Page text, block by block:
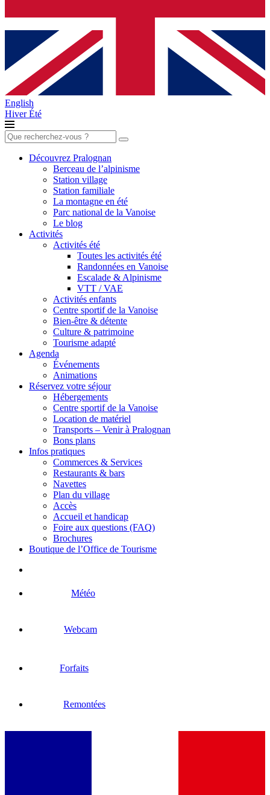
English
HiverÉté
Rechercher :
Découvrez Pralognan
Berceau de l’alpinisme
Station village
Station familiale
La montagne en été
Parc national de la Vanoise
Le blog
Activités
Activités été
Toutes les activités été
Randonnées en Vanoise
Escalade & Alpinisme
VTT / VAE
Activités enfants
Centre sportif de la Vanoise
Bien-être & détente
Culture & patrimoine
Tourisme adapté
Agenda
Événements
Animations
Réservez votre séjour
Hébergements
Centre sportif de la Vanoise
Location de matériel
Transports – Venir à Pralognan
Bons plans
Infos pratiques
Commerces & Services
Restaurants & bars
Navettes
Plan du village
Accès
Accueil et handicap
Foire aux questions (FAQ)
Brochures
Boutique de l’Office de Tourisme
Météo
Webcam
Forfaits
Remontées